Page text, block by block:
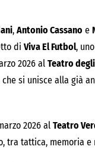
, Antonio Cassano e
di Viva El Futbol,
2026 al Teatro
si unisce alla già
2026 al Teatro
tra tattica, memoria